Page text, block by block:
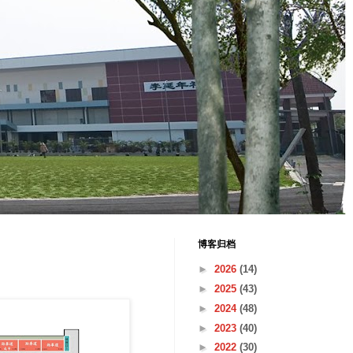
博客归档
► 2026 (14)
► 2025 (43)
► 2024 (48)
► 2023 (40)
► 2022 (30)